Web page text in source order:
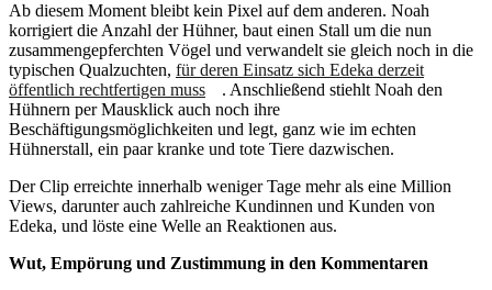
Ab diesem Moment bleibt kein Pixel auf dem anderen. Noah
korrigiert die Anzahl der Hühner, baut einen Stall um die nun
zusammengepferchten Vögel und verwandelt sie gleich noch in die
typischen Qualzuchten, für deren Einsatz sich Edeka derzeit
öffentlich rechtfertigen muss
. Anschließend stiehlt Noah den
Hühnern per Mausklick auch noch ihre
Beschäftigungsmöglichkeiten und legt, ganz wie im echten
Hühnerstall, ein paar kranke und tote Tiere dazwischen.
Der Clip erreichte innerhalb weniger Tage mehr als eine Million
Views, darunter auch zahlreiche Kundinnen und Kunden von
Edeka, und löste eine Welle an Reaktionen aus.
Wut, Empörung und Zustimmung in den Kommentaren